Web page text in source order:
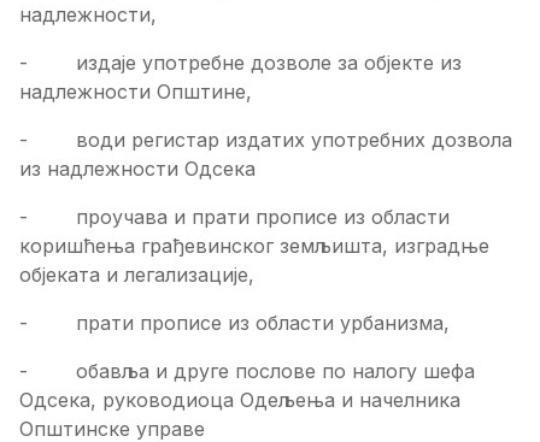
надлежности,
- издаје употребне дозволе за објекте из
надлежности Општине,
- води регистар издатих употребних дозвола
из надлежности Одсека
- проучава и прати прописе из области
коришћења грађевинског земљишта, изградње
објеката и легализације,
- прати прописе из области урбанизма,
- обавља и друге послове по налогу шефа
Одсека, руководиоца Одељења и начелника
Општинске управе